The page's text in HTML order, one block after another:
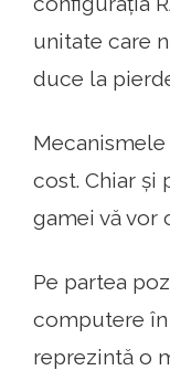
unitate care
duce la
Mecanismele
cost. Chiar
gamei vă vor
Pe partea
computere în
reprezintă o